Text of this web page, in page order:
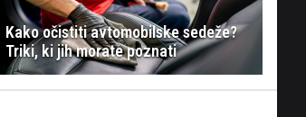
Kako očistiti avtomobilske sedeže?
Triki, ki jih morate poznati